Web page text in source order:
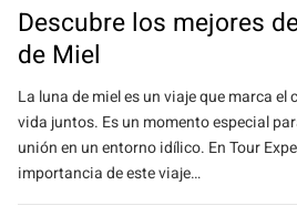
Descubre los mejores
de Miel
La luna de miel es un viaje que marca el
vida juntos. Es un momento especial
unión en un entorno idílico. En Tour
importancia de este viaje…